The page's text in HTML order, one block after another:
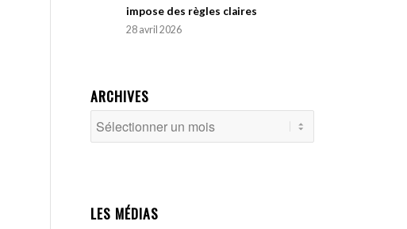
impose des règles claires
28 avril 2026
ARCHIVES
LES MÉDIAS